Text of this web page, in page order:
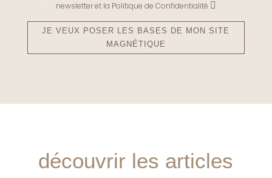
newsletter et la Politique de Confidentialité
JE VEUX POSER LES BASES DE MON SITE
MAGNÉTIQUE
découvrir les articles